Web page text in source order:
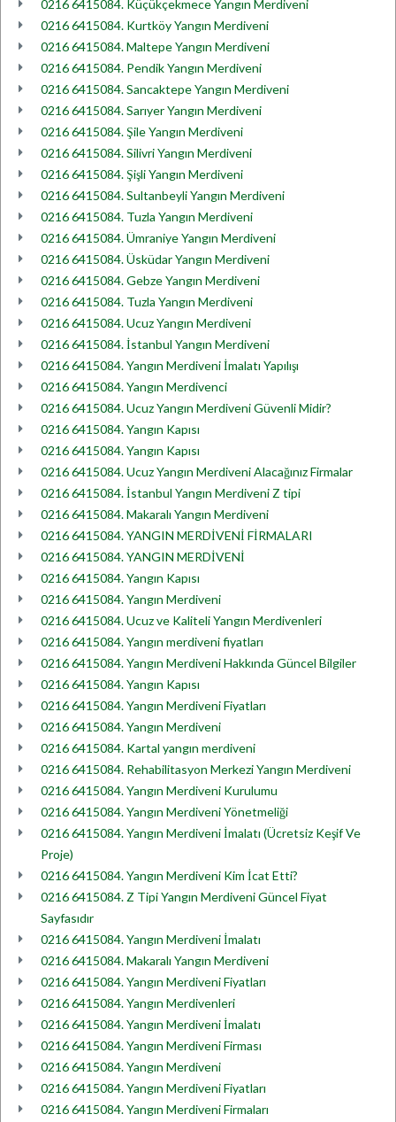
0216 6415084. Küçükçekmece Yangın Merdiveni
0216 6415084. Kurtköy Yangın Merdiveni
0216 6415084. Maltepe Yangın Merdiveni
0216 6415084. Pendik Yangın Merdiveni
0216 6415084. Sancaktepe Yangın Merdiveni
0216 6415084. Sarıyer Yangın Merdiveni
0216 6415084. Şile Yangın Merdiveni
0216 6415084. Silivri Yangın Merdiveni
0216 6415084. Şişli Yangın Merdiveni
0216 6415084. Sultanbeyli Yangın Merdiveni
0216 6415084. Tuzla Yangın Merdiveni
0216 6415084. Ümraniye Yangın Merdiveni
0216 6415084. Üsküdar Yangın Merdiveni
0216 6415084. Gebze Yangın Merdiveni
0216 6415084. Tuzla Yangın Merdiveni
0216 6415084. Ucuz Yangın Merdiveni
0216 6415084. İstanbul Yangın Merdiveni
0216 6415084. Yangın Merdiveni İmalatı Yapılışı
0216 6415084. Yangın Merdivenci
0216 6415084. Ucuz Yangın Merdiveni Güvenli Midir?
0216 6415084. Yangın Kapısı
0216 6415084. Yangın Kapısı
0216 6415084. Ucuz Yangın Merdiveni Alacağınız Firmalar
0216 6415084. İstanbul Yangın Merdiveni Z tipi
0216 6415084. Makaralı Yangın Merdiveni
0216 6415084. YANGIN MERDİVENİ FİRMALARI
0216 6415084. YANGIN MERDİVENİ
0216 6415084. Yangın Kapısı
0216 6415084. Yangın Merdiveni
0216 6415084. Ucuz ve Kaliteli Yangın Merdivenleri
0216 6415084. Yangın merdiveni fiyatları
0216 6415084. Yangın Merdiveni Hakkında Güncel Bilgiler
0216 6415084. Yangın Kapısı
0216 6415084. Yangın Merdiveni Fiyatları
0216 6415084. Yangın Merdiveni
0216 6415084. Kartal yangın merdiveni
0216 6415084. Rehabilitasyon Merkezi Yangın Merdiveni
0216 6415084. Yangın Merdiveni Kurulumu
0216 6415084. Yangın Merdiveni Yönetmeliği
0216 6415084. Yangın Merdiveni İmalatı (Ücretsiz Keşif Ve
Proje)
0216 6415084. Yangın Merdiveni Kim İcat Etti?
0216 6415084. Z Tipi Yangın Merdiveni Güncel Fiyat
Sayfasıdır
0216 6415084. Yangın Merdiveni İmalatı
0216 6415084. Makaralı Yangın Merdiveni
0216 6415084. Yangın Merdiveni Fiyatları
0216 6415084. Yangın Merdivenleri
0216 6415084. Yangın Merdiveni İmalatı
0216 6415084. Yangın Merdiveni Firması
0216 6415084. Yangın Merdiveni
0216 6415084. Yangın Merdiveni Fiyatları
0216 6415084. Yangın Merdiveni Firmaları